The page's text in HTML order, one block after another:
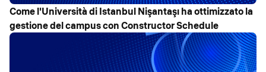
Come l'Università di Istanbul Nişantaşı ha ottimizzato la
gestione del campus con Constructor Schedule